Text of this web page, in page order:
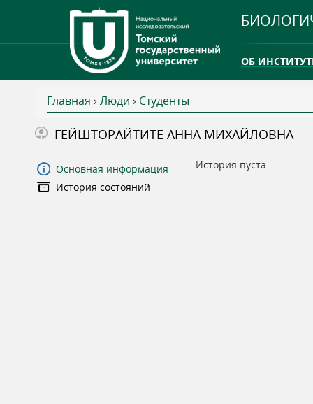
ОБ
ТГУ ОТКРЫЛ
В
ы
з
Главная › Люди › Студенты
ГЕЙШТОРАЙТИТЕ АННА МИХАЙЛОВНА
Основная информация
История состояний
История пуста